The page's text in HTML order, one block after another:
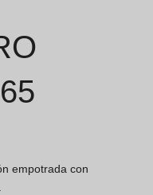
empotrada con